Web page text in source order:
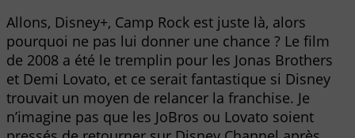
Allons, Disney+, Camp Rock est juste là, alors
pourquoi ne pas lui donner une chance ? Le film
de 2008 a été le tremplin pour les Jonas Brothers
et Demi Lovato, et ce serait fantastique si Disney
trouvait un moyen de relancer la franchise. Je
n’imagine pas que les JoBros ou Lovato soient